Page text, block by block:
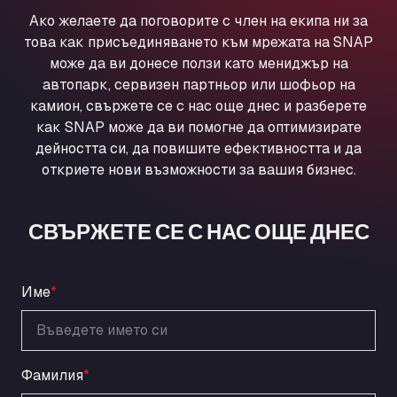
Ul. Torunska 147, 85884
Aqua Ariva GmbH
Marie-Curie-Straße 24, 68219
Aral Autohof Bockel
An der Autobahn 1, 27404
ARAL Autohof Bockenem
Oppelner Str. 1, 31167
ARAL Autohof Merklingen
ARAL Autohof Preis
GmbH
Obernburger Str. 127, 63811
Ardleigh South Services
Area 47 Hermanos Rico
Ако желаете да поговорите с член на екипа ни за
това как присъединяването към мрежата на SNAP
може да ви донесе ползи като мениджър на
автопарк, сервизен партньор или шофьор на
камион, свържете се с нас още днес и разберете
как SNAP може да ви помогне да оптимизирате
дейността си, да повишите ефективността и да
откриете нови възможности за вашия бизнес.
СВЪРЖЕТЕ СЕ С НАС ОЩЕ ДНЕС
Име*
Фамилия*